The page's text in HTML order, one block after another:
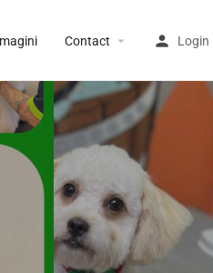
Contact Login